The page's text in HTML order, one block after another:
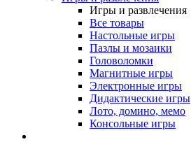
Игры и развлечения
Все товары
Настольные игры
Пазлы и мозаики
Головоломки
Магнитные игры
Электронные игры
Дидактические игры
Лото, домино, мемо
Консольные игры